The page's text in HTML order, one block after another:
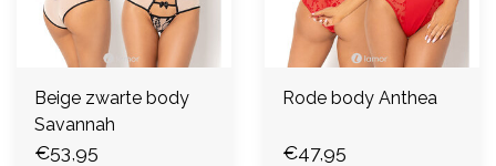
Beige zwarte body
Savannah
€53,95
Rode body Anthea
€47,95